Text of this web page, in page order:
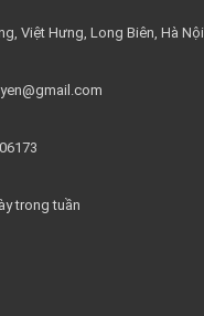
Việt Hưng, Long Biên, Hà Nội
trong tuần